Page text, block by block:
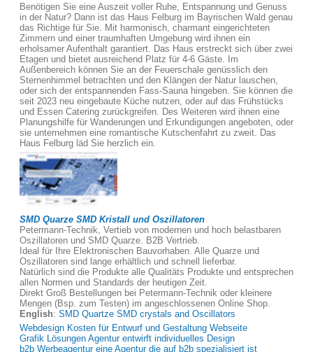
Benötigen Sie eine Auszeit voller Ruhe, Entspannung und Genuss
in der Natur? Dann ist das Haus Felburg im Bayrischen Wald genau
das Richtige für Sie. Mit harmonisch, charmant eingerichteten
Zimmern und einer traumhaften Umgebung wird ihnen ein
erholsamer Aufenthalt garantiert. Das Haus erstreckt sich über zwei
Etagen und bietet ausreichend Platz für 4-6 Gäste. Im
Außenbereich können Sie an der Feuerschale genüsslich den
Sternenhimmel betrachten und den Klängen der Natur lauschen,
oder sich der entspannenden Fass-Sauna hingeben. Sie können die
seit 2023 neu eingebaute Küche nutzen, oder auf das Frühstücks
und Essen Catering zurückgreifen. Des Weiteren wird ihnen eine
Planungshilfe für Wanderungen und Erkundigungen angeboten, oder
sie unternehmen eine romantische Kutschenfahrt zu zweit. Das
Haus Felburg läd Sie herzlich ein.
SMD Quarze SMD Kristall und Oszillatoren
Petermann-Technik, Vertieb von modernen und hoch belastbaren
Oszillatoren und SMD Quarze. B2B Vertrieb.
Ideal für Ihre Elektronischen Bauvorhaben. Alle Quarze und
Oszillatoren sind lange erhältlich und schnell lieferbar.
Natürlich sind die Produkte alle Qualitäts Produkte und entsprechen
allen Normen und Standards der heutigen Zeit.
Direkt Groß Bestellungen bei Petermann-Technik oder kleinere
Mengen (Bsp. zum Testen) im angeschlossenen Online Shop.
English: SMD Quartze SMD crystals and Oscillators
Webdesign Kosten für Entwurf und Gestaltung Webseite
Grafik Lösungen Agentur entwirft individuelles Design
b2b Werbeagentur eine Agentur die auf b2b spezialisiert ist